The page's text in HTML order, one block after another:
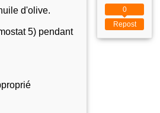
d'olive.
5) pendant
Repost
0